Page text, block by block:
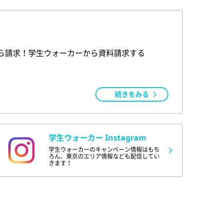
求！学生ウォーカーから資料請求する
続きをみる
学生ウォーカー Instagram
学生ウォーカーのキャンペーン情報はもち
ろん、東京のエリア情報なども配信してい
きます！